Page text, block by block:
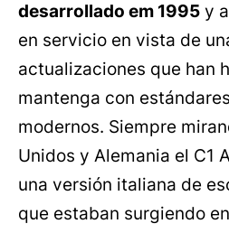
desarrollado em 1995 y
en servicio en vista de
actualizaciones que han
mantenga con
modernos. Siempre
Unidos y Alemania el C1
una versión italiana de
que estaban surgiendo